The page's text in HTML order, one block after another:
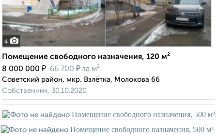
4
Помещение свободного назначения, 120 м²
8 000 000 ₽ 66 700 ₽ за м²
Советский район, мкр. Взлётка, Молокова 66
Собственник, 30.10.2020